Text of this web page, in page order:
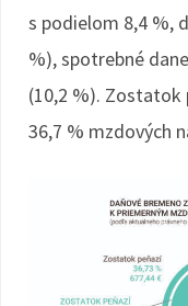
s podielom 8,4 %,
%), spotrebné
(10,2 %). Zostatok
36,7 % mzdových